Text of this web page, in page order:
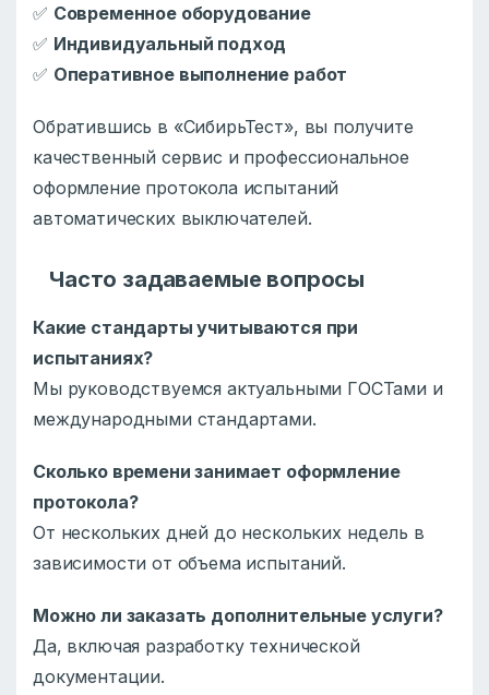
✅ Современное оборудование
✅ Индивидуальный подход
✅ Оперативное выполнение работ
Обратившись в «СибирьТест», вы получите
качественный сервис и профессиональное
оформление протокола испытаний
автоматических выключателей.
Часто задаваемые вопросы
Какие стандарты учитываются при
испытаниях?
Мы руководствуемся актуальными ГОСТами и
международными стандартами.
Сколько времени занимает оформление
протокола?
От нескольких дней до нескольких недель в
зависимости от объема испытаний.
Можно ли заказать дополнительные услуги?
Да, включая разработку технической
документации.